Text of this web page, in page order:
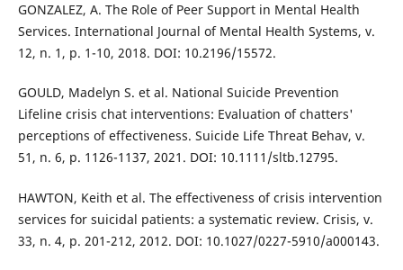
GONZALEZ, A. The Role of Peer Support in Mental Health
Services. International Journal of Mental Health Systems, v.
12, n. 1, p. 1-10, 2018. DOI: 10.2196/15572.
GOULD, Madelyn S. et al. National Suicide Prevention
Lifeline crisis chat interventions: Evaluation of chatters'
perceptions of effectiveness. Suicide Life Threat Behav, v.
51, n. 6, p. 1126-1137, 2021. DOI: 10.1111/sltb.12795.
HAWTON, Keith et al. The effectiveness of crisis intervention
services for suicidal patients: a systematic review. Crisis, v.
33, n. 4, p. 201-212, 2012. DOI: 10.1027/0227-5910/a000143.